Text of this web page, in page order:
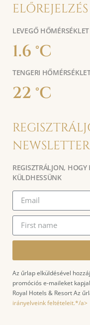
ELŐREJELZÉS
LEVEGŐ HŐMÉRSÉKLET
1.6 °C
TENGERI
22 °C
REGISZTRÁLJON,
KÜLDHESSÜNK
Az űrlap elküldésével
promóciós e-maileket
Royal Hotels & Resort Az
irányelveink feltételeit.*/a>